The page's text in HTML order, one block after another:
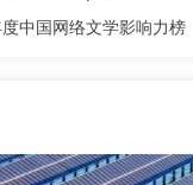
中国网络文学影响力榜